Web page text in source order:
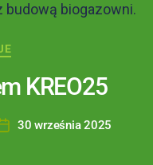
budową biogazowni.
KREO25
30 września 2025